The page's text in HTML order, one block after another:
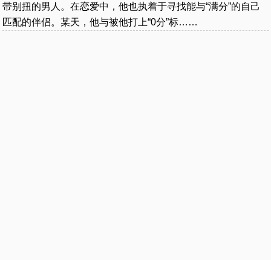
带别扭的男人。在恋爱中，他也执着于寻找能与“满分”的自己
匹配的伴侣。某天，他与被他打上“0分”标……